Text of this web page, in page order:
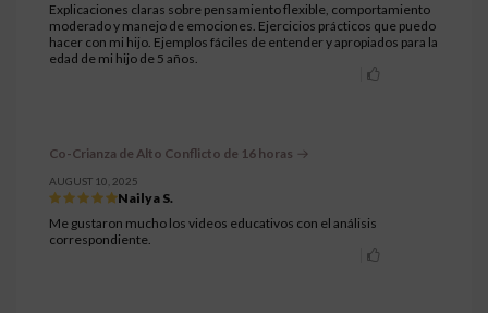
Explicaciones claras sobre pensamiento flexible, comportamiento
moderado y manejo de emociones. Ejercicios prácticos que puedo
hacer con mi hijo. Ejemplos fáciles de entender y apropiados para la
edad de mi hijo de 5 años.
Co-Crianza de Alto Conflicto de 16 horas
AUGUST 10, 2025
Nailya S.
Me gustaron mucho los videos educativos con el análisis
correspondiente.